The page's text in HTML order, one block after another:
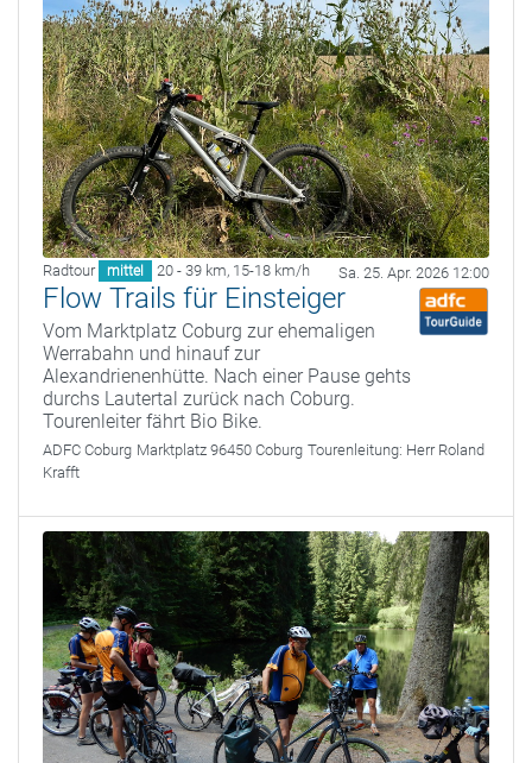
Radtour mittel 20 - 39 km, 15-18 km/h Sa. 25. Apr. 2026 12:00
Flow Trails für Einsteiger
Vom Marktplatz Coburg zur ehemaligen
Werrabahn und hinauf zur
Alexandrienenhütte. Nach einer Pause gehts
durchs Lautertal zurück nach Coburg.
Tourenleiter fährt Bio Bike.
ADFC Coburg Marktplatz 96450 Coburg Tourenleitung: Herr Roland
Krafft